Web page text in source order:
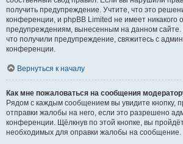
получить предупреждение. Учтите, что это
конференции, и phpBB Limited не имеет никакого
предупреждениям, вынесенным на данном сайте.
что получили предупреждение, свяжитесь с
конференции.
Вернуться к началу
Как мне пожаловаться на сообщения
Рядом с каждым сообщением вы увидите кнопку,
отправки жалобы на него, если это разрешено
конференции. Щёлкнув по этой кнопке, вы
необходимых для оправки жалобы на сообщение.